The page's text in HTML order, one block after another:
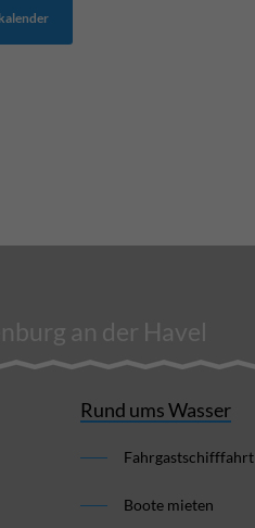
an der Havel
Rund ums Wasser
Fahrgastschifffahrt
Boote mieten